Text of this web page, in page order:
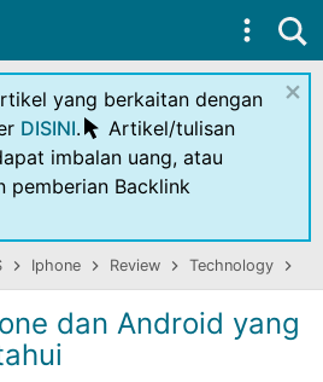
to main content
yang berkaitan dengan
DISINI.
Artikel/tulisan
imbalan uang, atau
pemberian Backlink
×
Iphone Review Technology
dan Android yang